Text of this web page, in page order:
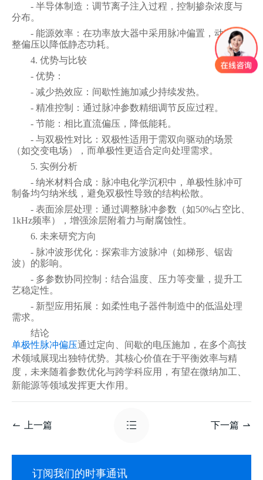
- 半导体制造：调节离子注入过程，控制掺杂浓度与
分布。
- 能源效率：在功率放大器中采用脉冲偏置，动态调
整偏压以降低静态功耗。
4. 优势与比较
- 优势：
- 减少热效应：间歇性施加减少持续发热。
- 精准控制：通过脉冲参数精细调节反应过程。
- 节能：相比直流偏压，降低能耗。
- 与双极性对比：双极性适用于需双向驱动的场景
（如交变电场），而单极性更适合定向处理需求。
5. 实例分析
- 纳米材料合成：脉冲电化学沉积中，单极性脉冲可
制备均匀纳米线，避免双极性导致的结构松散。
- 表面涂层处理：通过调整脉冲参数（如50%占空比、
1kHz频率），增强涂层附着力与耐腐蚀性。
6. 未来研究方向
- 脉冲波形优化：探索非方波脉冲（如梯形、锯齿
波）的影响。
- 多参数协同控制：结合温度、压力等变量，提升工
艺稳定性。
- 新型应用拓展：如柔性电子器件制造中的低温处理
需求。
结论
单极性脉冲偏压通过定向、间歇的电压施加，在多个高技
术领域展现出独特优势。其核心价值在于平衡效率与精
度，未来随着参数优化与跨学科应用，有望在微纳加工、
新能源等领域发挥更大作用。
上一篇 下一篇
订阅我们的时事通讯